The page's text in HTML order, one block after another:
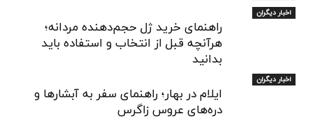
اخبار دیگران
راهنمای خرید ژل حجم‌دهنده مردانه؛
هرآنچه قبل از انتخاب و استفاده باید
بدانید
اخبار دیگران
ایلام در بهار؛ راهنمای سفر به آبشارها و
دره‌های عروس زاگرس